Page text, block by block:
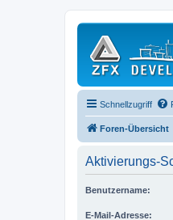
Schnellzugriff
Foren-Übersicht
Aktivierungs-
Benutzername:
E-Mail-Adresse: